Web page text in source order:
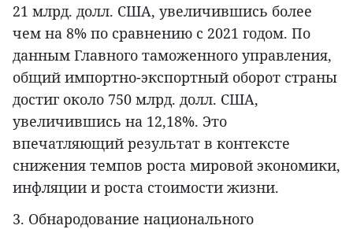
21 млрд. долл. США, увеличившись более
чем на 8% по сравнению с 2021 годом. По
данным Главного таможенного управления,
общий импортно-экспортный оборот страны
достиг около 750 млрд. долл. США,
увеличившись на 12,18%. Это
впечатляющий результат в контексте
снижения темпов роста мировой экономики,
инфляции и роста стоимости жизни.
3. Обнародование национального